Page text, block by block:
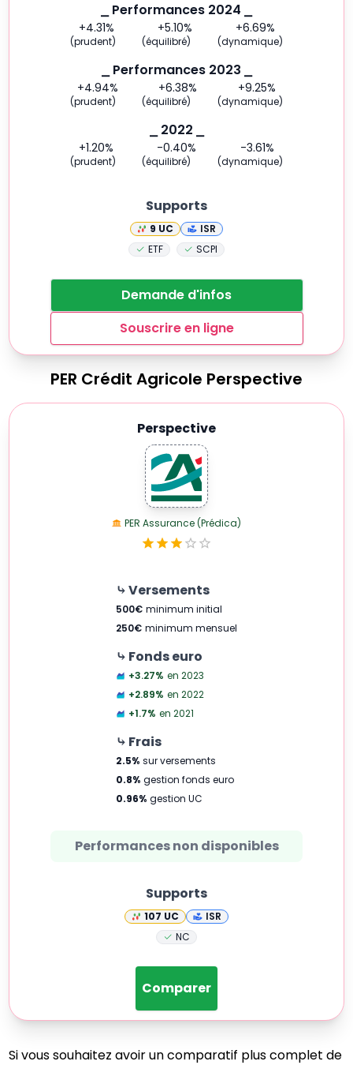
⎯ Performances 2024 ⎯
+4.31% +5.10% +6.69%
(prudent) (équilibré) (dynamique)
⎯ Performances 2023 ⎯
+4.94% +6.38% +9.25%
(prudent) (équilibré) (dynamique)
⎯ 2022 ⎯
+1.20% -0.40% -3.61%
(prudent) (équilibré) (dynamique)
Supports
9 UC
ISR
ETF
SCPI
Demande d'infos
Souscrire en ligne
PER Crédit Agricole Perspective
Perspective
PER Assurance (Prédica)
⤷ Versements
500€ minimum initial
250€ minimum mensuel
⤷ Fonds euro
+3.27% en 2023
+2.89% en 2022
+1.7% en 2021
⤷ Frais
2.5% sur versements
0.8% gestion fonds euro
0.96% gestion UC
Performances non disponibles
Supports
107 UC
ISR
NC
Comparer
Si vous souhaitez avoir un comparatif plus complet de